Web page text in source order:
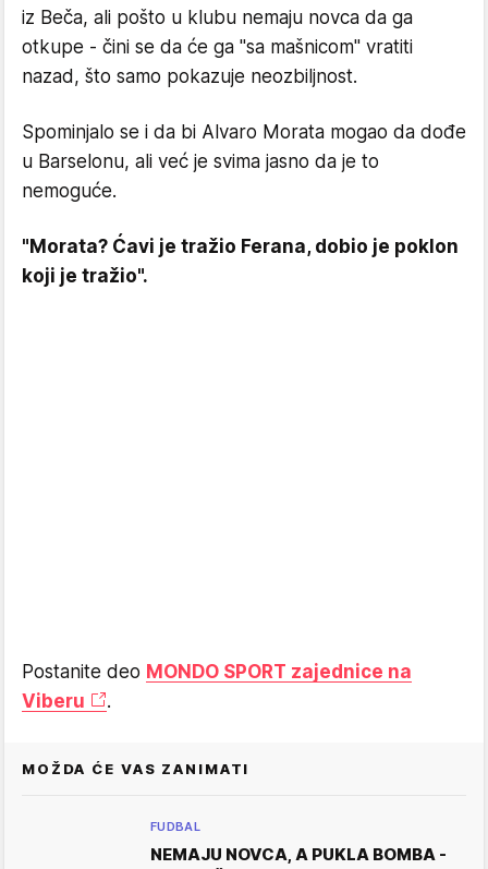
iz Beča, ali pošto u klubu nemaju novca da ga
otkupe - čini se da će ga "sa mašnicom" vratiti
nazad, što samo pokazuje neozbiljnost.
Spominjalo se i da bi Alvaro Morata mogao da dođe
u Barselonu, ali već je svima jasno da je to
nemoguće.
"Morata? Ćavi je tražio Ferana, dobio je poklon
koji je tražio".
Postanite deo MONDO SPORT zajednice na
Viberu
.
MOŽDA ĆE VAS ZANIMATI
FUDBAL
NEMAJU NOVCA, A PUKLA BOMBA -